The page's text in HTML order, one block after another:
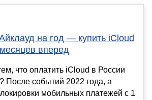
на год — купить iCloud
вперед
что оплатить iCloud в России
После событий 2022 года, а
мобильных платежей с 1